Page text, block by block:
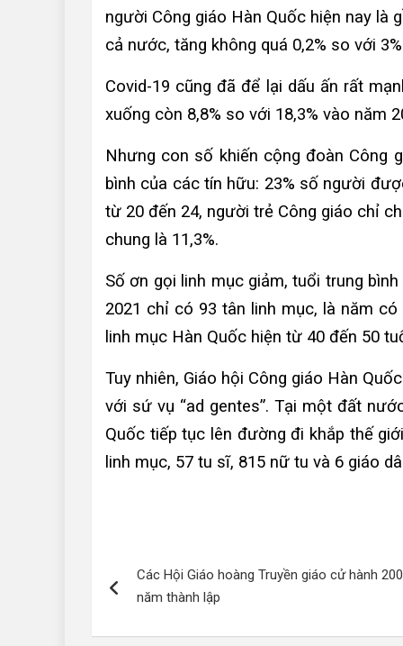
người Công giáo Hàn Quốc hiện nay là
cả nước, tăng không quá 0,2% so với
Covid-19 cũng đã để lại dấu ấn rất
xuống còn 8,8% so với 18,3% vào năm
Nhưng con số khiến cộng đoàn Công
bình của các tín hữu: 23% số người
từ 20 đến 24, người trẻ Công giáo chỉ
chung là 11,3%.
Số ơn gọi linh mục giảm, tuổi trung
2021 chỉ có 93 tân linh mục, là năm
linh mục Hàn Quốc hiện từ 40 đến 50
Tuy nhiên, Giáo hội Công giáo Hàn
với sứ vụ “ad gentes”. Tại một đất
Quốc tiếp tục lên đường đi khắp thế
linh mục, 57 tu sĩ, 815 nữ tu và 6 giáo
hướng
bài
Các Hội Giáo hoàng Truyền giáo cử hành 200
năm thành lập